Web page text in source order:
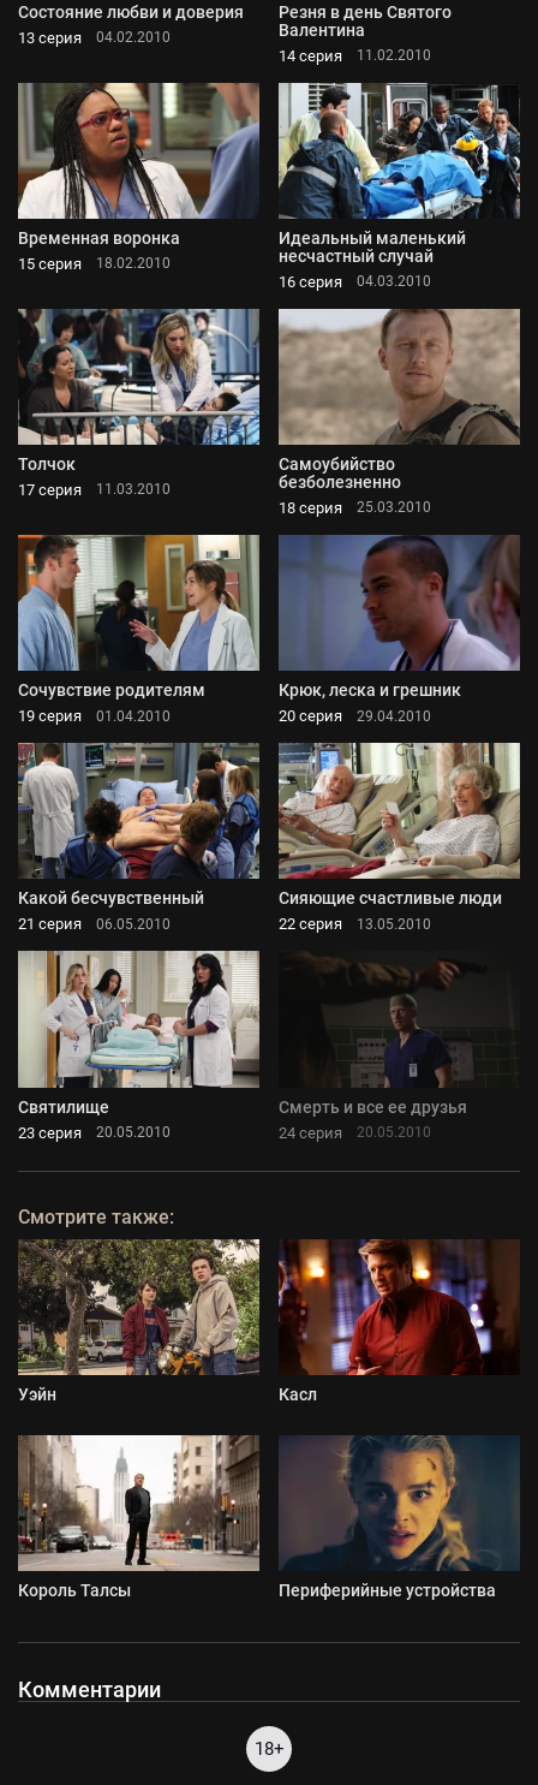
Состояние любви и доверия
13 серия 04.02.2010
Резня в день Святого
Валентина
14 серия 11.02.2010
Временная воронка
15 серия 18.02.2010
Идеальный маленький
несчастный случай
16 серия 04.03.2010
Толчок
17 серия 11.03.2010
Самоубийство
безболезненно
18 серия 25.03.2010
Сочувствие родителям
19 серия 01.04.2010
Крюк, леска и грешник
20 серия 29.04.2010
Какой бесчувственный
21 серия 06.05.2010
Сияющие счастливые люди
22 серия 13.05.2010
Святилище
23 серия 20.05.2010
Смерть и все ее друзья
24 серия 20.05.2010
Смотрите также:
Уэйн Касл
Король Талсы Периферийные устройства
Комментарии
18+